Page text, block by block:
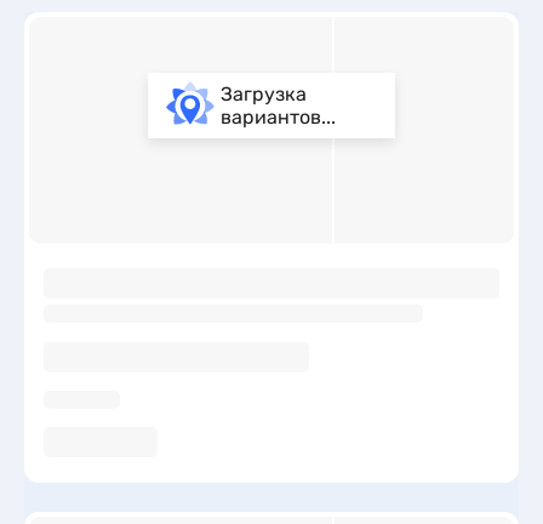
Загрузка
вариантов...